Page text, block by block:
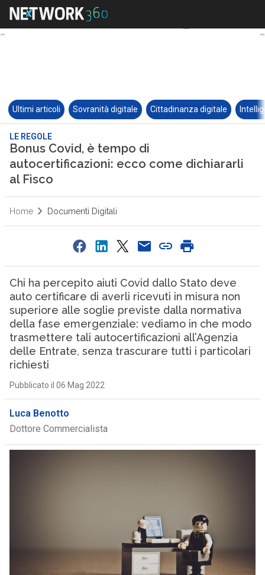
Ultimi articoli Sovranità digitale Cittadinanza digitale
LE REGOLE
Bonus Covid, è tempo di
autocertificazioni: ecco come dichiararli
al Fisco
Home Documenti Digitali
Chi ha percepito aiuti Covid dallo Stato deve
auto certificare di averli ricevuti in misura non
superiore alle soglie previste dalla normativa
della fase emergenziale: vediamo in che modo
trasmettere tali autocertificazioni all’Agenzia
delle Entrate, senza trascurare tutti i particolari
richiesti
Pubblicato il 06 Mag 2022
Luca Benotto
Dottore Commercialista